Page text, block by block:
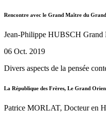
Rencontre avec le Grand Maître du
Jean-Philippe HUBSCH Grand
06 Oct. 2019
Divers aspects de la pensée
La République des Frères, Le Grand
Patrice MORLAT, Docteur en